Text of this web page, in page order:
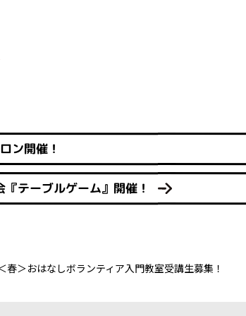
ン開催！
テーブルゲーム』開催！
春＞おはなしボランティア入門教室受講生募集！